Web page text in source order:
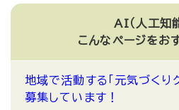
AI（人工知
こんなページをお
地域で活動する「元気づくり
募集しています！